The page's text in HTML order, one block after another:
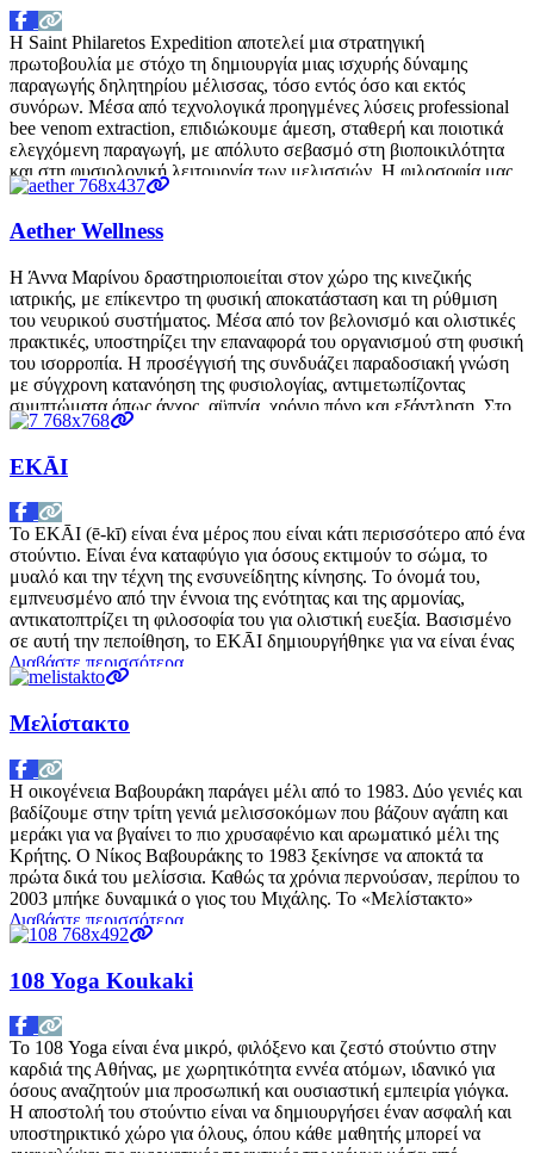
Η Saint Philaretos Expedition αποτελεί μια στρατηγική
πρωτοβουλία με στόχο τη δημιουργία μιας ισχυρής δύναμης
παραγωγής δηλητηρίου μέλισσας, τόσο εντός όσο και εκτός
συνόρων. Μέσα από τεχνολογικά προηγμένες λύσεις professional
bee venom extraction, επιδιώκουμε άμεση, σταθερή και ποιοτικά
ελεγχόμενη παραγωγή, με απόλυτο σεβασμό στη βιοποικιλότητα
και στη φυσιολογική λειτουργία των μελισσιών. Η φιλοσοφία μας
βασίζεται σε βιώσιμη μελισσοκομία (sustainable beekeeping
Aether Wellness
Η Άννα Μαρίνου δραστηριοποιείται στον χώρο της κινεζικής
ιατρικής, με επίκεντρο τη φυσική αποκατάσταση και τη ρύθμιση
του νευρικού συστήματος. Μέσα από τον βελονισμό και ολιστικές
πρακτικές, υποστηρίζει την επαναφορά του οργανισμού στη φυσική
του ισορροπία. Η προσέγγισή της συνδυάζει παραδοσιακή γνώση
με σύγχρονη κατανόηση της φυσιολογίας, αντιμετωπίζοντας
συμπτώματα όπως άγχος, αϋπνία, χρόνιο πόνο και εξάντληση. Στο
Aether Wellness η
EKĀI
Το EKĀI (ē-kī) είναι ένα μέρος που είναι κάτι περισσότερο από ένα
στούντιο. Είναι ένα καταφύγιο για όσους εκτιμούν το σώμα, το
μυαλό και την τέχνη της ενσυνείδητης κίνησης. Το όνομά του,
εμπνευσμένο από την έννοια της ενότητας και της αρμονίας,
αντικατοπτρίζει τη φιλοσοφία του για ολιστική ευεξία. Βασισμένο
σε αυτή την πεποίθηση, το EKĀI δημιουργήθηκε για να είναι ένας
Διαβάστε περισσότερα…
Μελίστακτο
Η οικογένεια Βαβουράκη παράγει μέλι από το 1983. Δύο γενιές και
βαδίζουμε στην τρίτη γενιά μελισσοκόμων που βάζουν αγάπη και
μεράκι για να βγαίνει το πιο χρυσαφένιο και αρωματικό μέλι της
Κρήτης. Ο Νίκος Βαβουράκης το 1983 ξεκίνησε να αποκτά τα
πρώτα δικά του μελίσσια. Καθώς τα χρόνια περνούσαν, περίπου το
2003 μπήκε δυναμικά ο γιος του Μιχάλης. Το «Μελίστακτο»
Διαβάστε περισσότερα…
108 Yoga Koukaki
Το 108 Yoga είναι ένα μικρό, φιλόξενο και ζεστό στούντιο στην
καρδιά της Αθήνας, με χωρητικότητα εννέα ατόμων, ιδανικό για
όσους αναζητούν μια προσωπική και ουσιαστική εμπειρία γιόγκα.
Η αποστολή του στούντιο είναι να δημιουργήσει έναν ασφαλή και
υποστηρικτικό χώρο για όλους, όπου κάθε μαθητής μπορεί να